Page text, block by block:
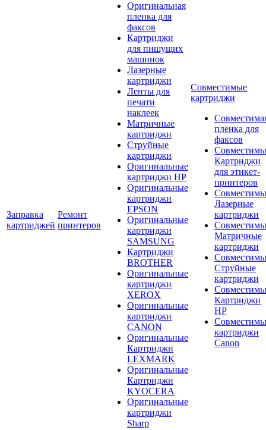
Заправка
картриджей
Ремонт
принтеров
Оригинальная
пленка для
факсов
Картриджи
для пишущих
машинок
Лазерные
картриджи
Ленты для
печати
наклеек
Матричные
картриджи
Струйные
картриджи
Оригинальные
картриджи HP
Оригинальные
картриджи
EPSON
Оригинальные
картриджи
SAMSUNG
Картриджи
BROTHER
Оригинальные
картриджи
XEROX
Оригинальные
картриджи
CANON
Оригинальные
Картриджи
LEXMARK
Оригинальные
Картриджи
KYOCERA
Оригинальные
картриджи
Sharp
Совместимые
картриджи
пленка для
факсов
Картриджи
для этикет-
принтеров
Лазерные
картриджи
Матричные
картриджи
Струйные
картриджи
Картриджи
HP
картриджи
Canon